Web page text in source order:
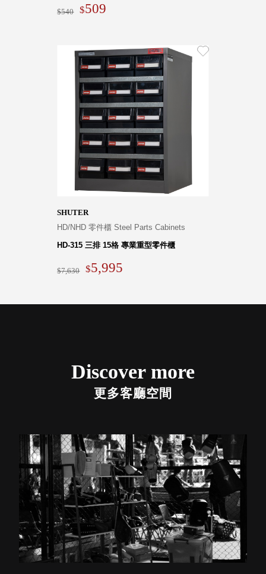
540 509
SHUTER
HD/NHD 零件櫃 Steel Parts Cabinets
HD-315 三排 15格 專業重型零件櫃
7,630 5,995
Discover more
更多客廳空間